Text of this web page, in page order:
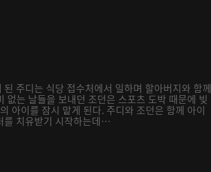
주디는 식당 접수처에서 일하며 할아버지와 함께
는 날들을 보내던 조던은 스포츠 도박 때문에 빚
아이를 잠시 맡게 된다. 주디와 조던은 함께 아이
를 치유받기 시작하는데…